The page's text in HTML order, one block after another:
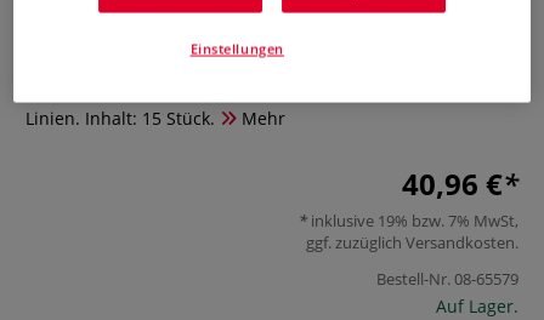
0 Bewertungen
Brause Notenlinienfedern ist hervorragend geeignet für
Linien. Inhalt: 15 Stück.
Mehr
40,96 €
inklusive 19% bzw. 7% MwSt,
ggf. zuzüglich Versandkosten.
Bestell-Nr.08-65579
Auf Lager.
Einstellungen